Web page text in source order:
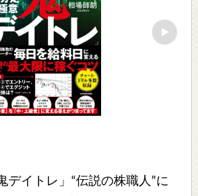
デイトレ」“伝説の株職人”に